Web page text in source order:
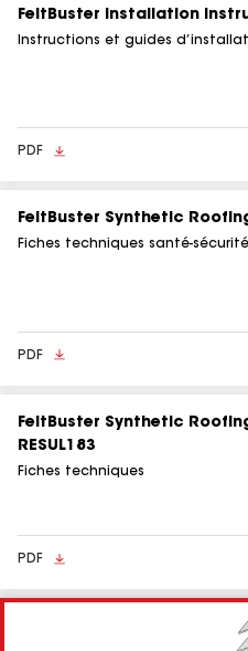
FeltBuster Installation
Instructions et guides
PDF
FeltBuster Synthetic
Fiches techniques santé-sécurité
PDF
FeltBuster Synthetic
RESUL183
Fiches techniques
PDF